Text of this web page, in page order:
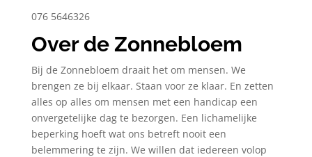
076 5646326
Over de Zonnebloem
Bij de Zonnebloem draait het om mensen. We
brengen ze bij elkaar. Staan voor ze klaar. En zetten
alles op alles om mensen met een handicap een
onvergetelijke dag te bezorgen. Een lichamelijke
beperking hoeft wat ons betreft nooit een
belemmering te zijn. We willen dat iedereen volop